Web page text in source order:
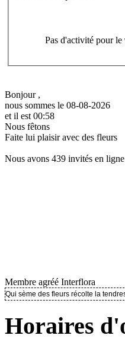
Pas d'activité pour le
Bonjour ,
nous sommes le 08-08-2026
et il est 00:58
Nous fêtons
Faite lui plaisir avec des fleurs
Nous avons 439 invités en ligne
Membre agréé Interflora
Qui sème des fleurs récolte la
Horaires